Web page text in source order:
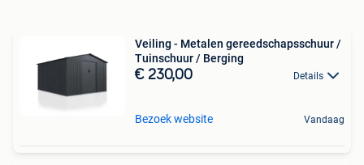
Veiling - Metalen gereedschapsschuur /
Tuinschuur / Berging
€ 230,00 Details
Bezoek website Vandaag